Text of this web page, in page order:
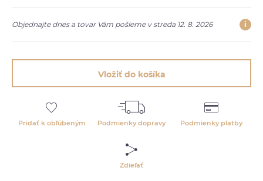
Objednajte dnes a tovar Vám pošleme v streda 12. 8. 2026 i
Vložiť do košíka
Pridať k obľúbeným Podmienky dopravy Podmienky platby
Zdieľať